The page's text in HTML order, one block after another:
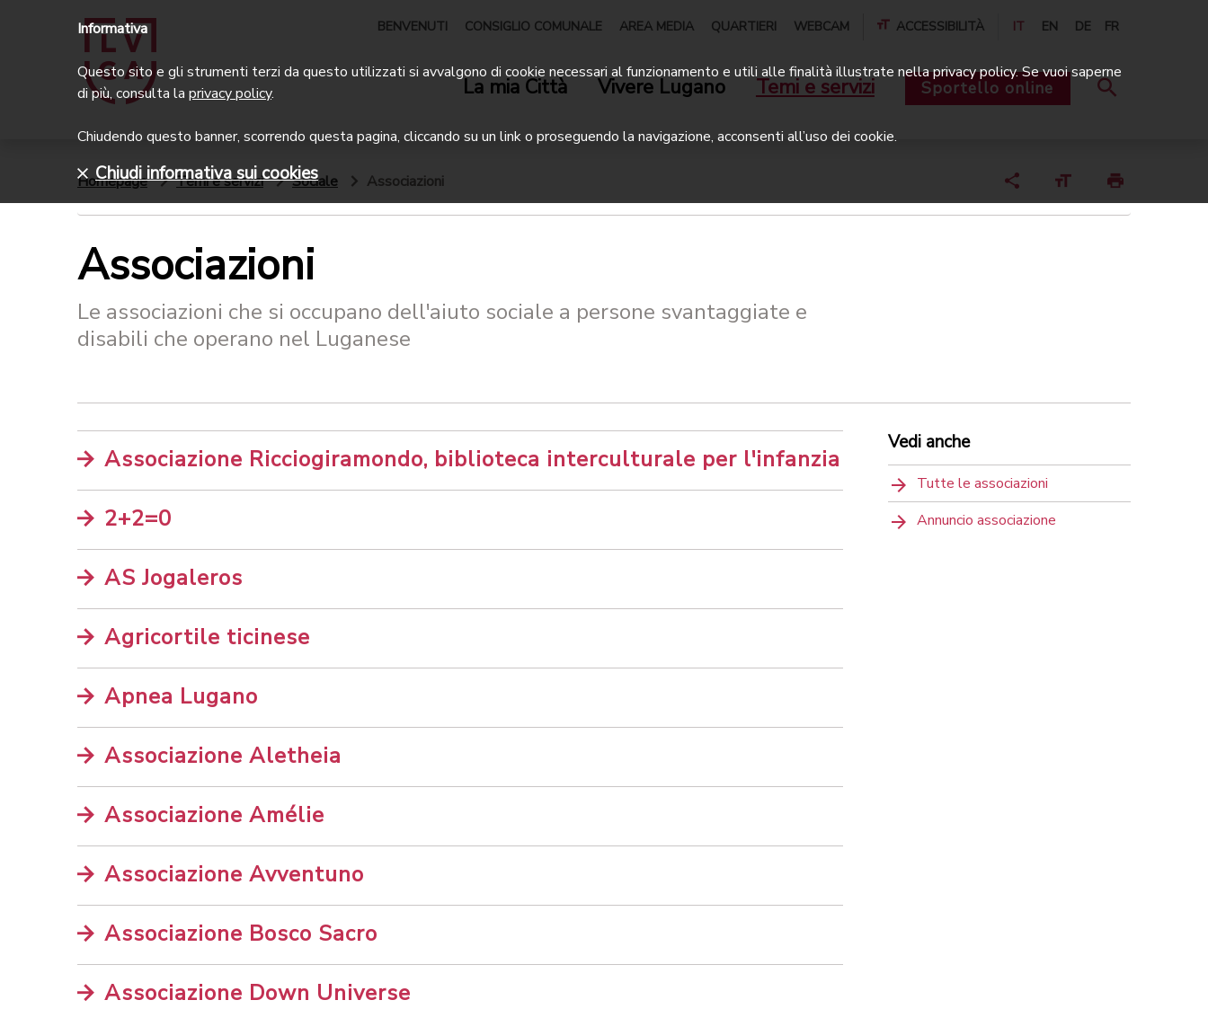
BENVENUTI CONSIGLIO COMUNALE AREA MEDIA QUARTIERI WEBCAM ACCESSIBILITÀ IT EN DE FR
La mia Città Vivere Lugano Temi e servizi Sportello online
Homepage Temi e servizi Sociale Associazioni
Associazioni
Le associazioni che si occupano dell'aiuto sociale a persone svantaggiate e
disabili che operano nel Luganese
Associazione Ricciogiramondo, biblioteca interculturale per l'infanzia
2+2=0
AS Jogaleros
Agricortile ticinese
Apnea Lugano
Associazione Aletheia
Associazione Amélie
Associazione Avventuno
Associazione Bosco Sacro
Associazione Down Universe
Vedi anche
Tutte le associazioni
Annuncio associazione
Informativa
Questo sito e gli strumenti terzi da questo utilizzati si avvalgono di cookie necessari al funzionamento e utili alle finalità illustrate nella privacy policy. Se vuoi saperne
di più, consulta la privacy policy.
Chiudendo questo banner, scorrendo questa pagina, cliccando su un link o proseguendo la navigazione, acconsenti all’uso dei cookie.
Chiudi informativa sui cookies